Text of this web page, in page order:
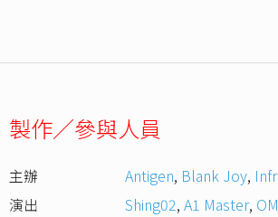
製作／參與人員
主辦 Antigen, Blank Joy,
演出
Shing02,A1 Master,